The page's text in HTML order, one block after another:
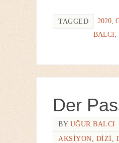
TAGGED 2020,
BALCI,
Der
BY UĞUR BALCI
AKSIYON
DIZI